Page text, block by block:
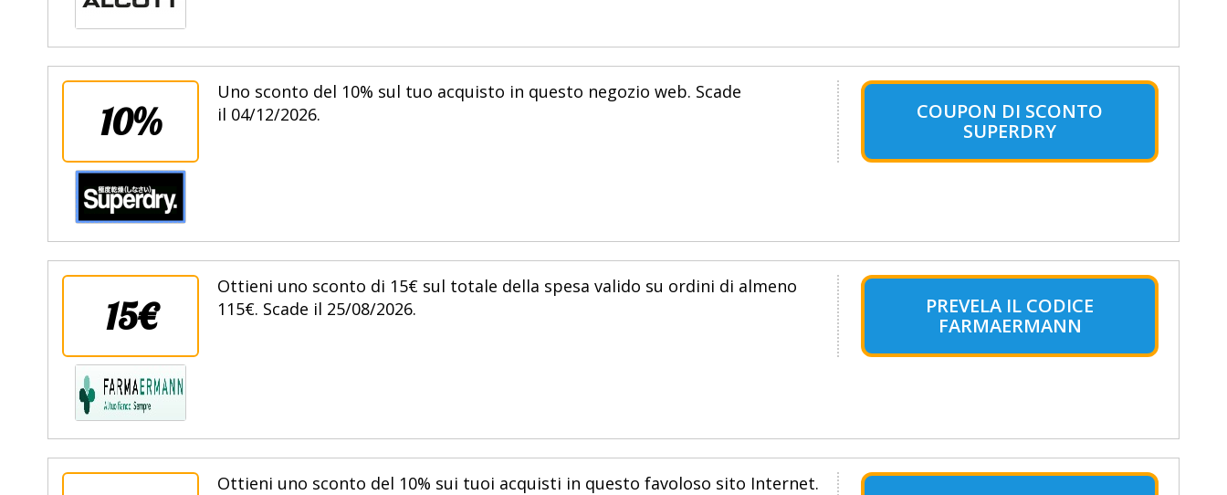
10%
Uno sconto del 10% sul tuo acquisto in questo negozio web. Scade
il 04/12/2026.
COUPON DI SCONTO
SUPERDRY
15€
Ottieni uno sconto di 15€ sul totale della spesa valido su ordini di almeno
115€. Scade il 25/08/2026.
PREVELA IL CODICE
FARMAERMANN
Ottieni uno sconto del 10% sui tuoi acquisti in questo favoloso sito Internet.